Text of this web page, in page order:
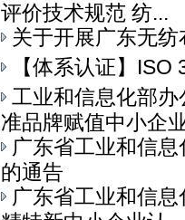
评价技术规范 纺...
关于开展广东无
【体系认证】
工业和信息化部
准品牌赋值中小企
广东省工业和信
的通告
广东省工业和信